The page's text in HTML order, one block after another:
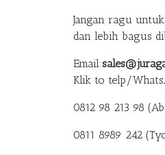
Jangan ragu
dan lebih bagus
Email:
Klik to telp/
0812 98 213 98
0811 8989 242